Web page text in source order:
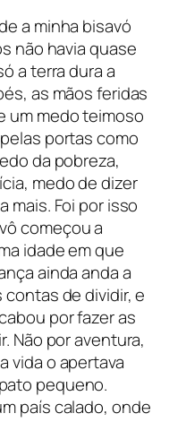
a minha bisavó
não havia quase
a terra dura a
as mãos feridas
um medo teimoso
portas como
da pobreza,
medo de dizer
mais. Foi por isso
começou a
idade em que
ainda anda a
de dividir, e
por fazer as
Não por aventura,
vida o apertava
pequeno.
país calado, onde